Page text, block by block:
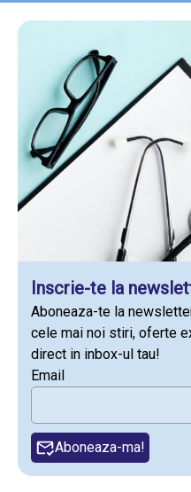
Inscrie-te la
Aboneaza-te la
cele mai noi stiri, oferte
direct in inbox-ul tau!
Email
Aboneaza-ma!